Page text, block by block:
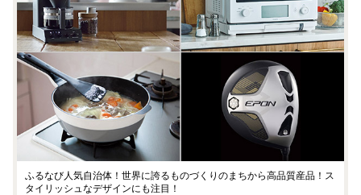
ふるなび人気自治体！世界に誇るものづくりのまちから高品質産品！ス
タイリッシュなデザインにも注目！